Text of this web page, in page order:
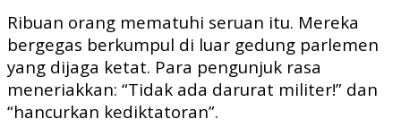
Ribuan orang mematuhi seruan itu. Mereka
bergegas berkumpul di luar gedung parlemen
yang dijaga ketat. Para pengunjuk rasa
meneriakkan: “Tidak ada darurat militer!” dan
“hancurkan kediktatoran”.